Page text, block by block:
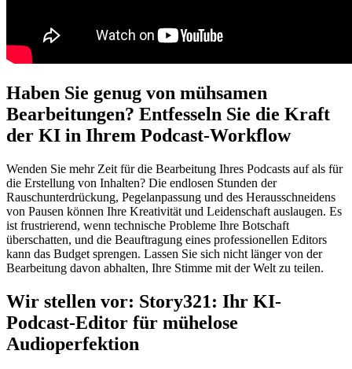
Haben Sie genug von mühsamen
Bearbeitungen? Entfesseln Sie die Kraft
der KI in Ihrem Podcast-Workflow
Wenden Sie mehr Zeit für die Bearbeitung Ihres Podcasts auf als für
die Erstellung von Inhalten? Die endlosen Stunden der
Rauschunterdrückung, Pegelanpassung und des Herausschneidens
von Pausen können Ihre Kreativität und Leidenschaft auslaugen. Es
ist frustrierend, wenn technische Probleme Ihre Botschaft
überschatten, und die Beauftragung eines professionellen Editors
kann das Budget sprengen. Lassen Sie sich nicht länger von der
Bearbeitung davon abhalten, Ihre Stimme mit der Welt zu teilen.
Wir stellen vor: Story321: Ihr KI-
Podcast-Editor für mühelose
Audioperfektion